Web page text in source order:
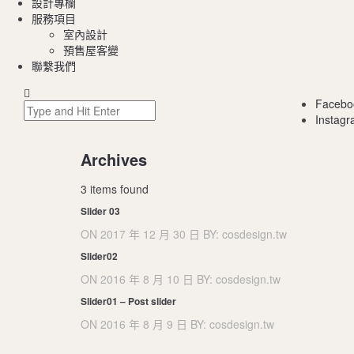
服務項目
室內設計
預售屋客變
聯繫我們
Archives
3 items found
Slider 03
ON 2017 年 12 月 30 日 BY: cosdesign.tw
Slider02
ON 2016 年 8 月 10 日 BY: cosdesign.tw
Slider01 – Post slider
ON 2016 年 8 月 9 日 BY: cosdesign.tw